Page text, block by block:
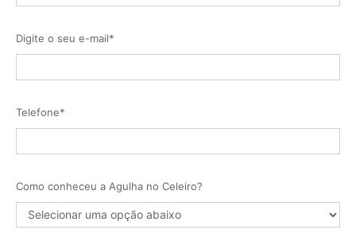
Digite o seu e-mail*
Telefone*
Como conheceu a Agulha no Celeiro?